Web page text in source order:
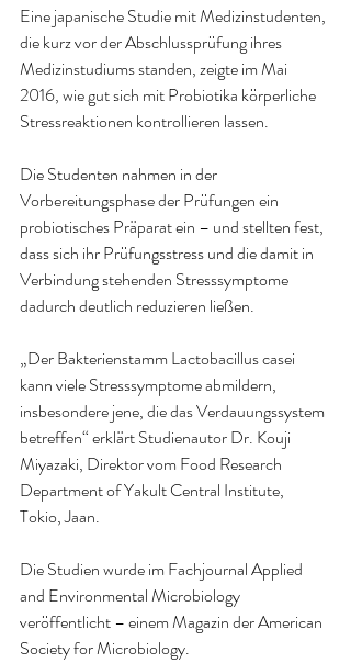
Eine japanische Studie mit Medizinstudenten,
die kurz vor der Abschlussprüfung ihres
Medizinstudiums standen, zeigte im Mai
2016, wie gut sich mit Probiotika körperliche
Stressreaktionen kontrollieren lassen.
Die Studenten nahmen in der
Vorbereitungsphase der Prüfungen ein
probiotisches Präparat ein – und stellten fest,
dass sich ihr Prüfungsstress und die damit in
Verbindung stehenden Stresssymptome
dadurch deutlich reduzieren ließen.
„Der Bakterienstamm Lactobacillus casei
kann viele Stresssymptome abmildern,
insbesondere jene, die das Verdauungssystem
betreffen“ erklärt Studienautor Dr. Kouji
Miyazaki, Direktor vom Food Research
Department of Yakult Central Institute,
Tokio, Jaan.
Die Studien wurde im Fachjournal Applied
and Environmental Microbiology
veröffentlicht – einem Magazin der American
Society for Microbiology.